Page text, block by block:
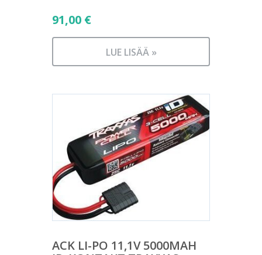
91,00 €
LUE LISÄÄ »
ACK LI-PO 11,1V 5000MAH